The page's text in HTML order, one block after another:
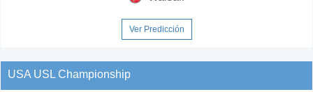
Ver Predicción
USA USL Championship